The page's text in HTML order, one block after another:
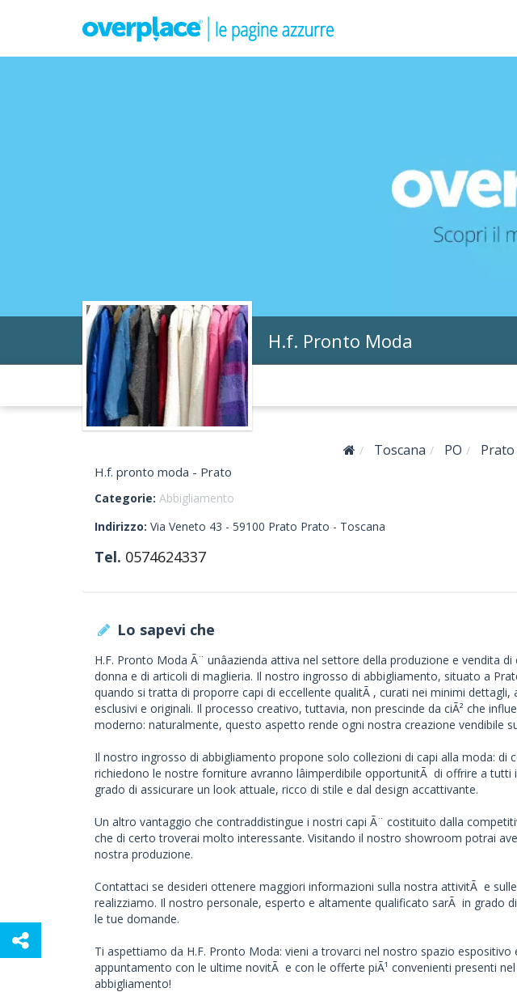
H.f. Pronto Moda
Toscana PO Prato
H.f. pronto moda - Prato
Categorie: Abbigliamento
Indirizzo: Via Veneto 43 - 59100 Prato Prato - Toscana
Tel. 0574624337
Lo sapevi che
H.F. Pronto Moda Ã¨ unâazienda attiva nel settore della produzione e vendita
donna e di articoli di maglieria. Il nostro ingrosso di abbigliamento, situato a
quando si tratta di proporre capi di eccellente qualitÃ , curati nei minimi
esclusivi e originali. Il processo creativo, tuttavia, non prescinde da ciÃ² che
moderno: naturalmente, questo aspetto rende ogni nostra creazione vendibile
Il nostro ingrosso di abbigliamento propone solo collezioni di capi alla moda: di
richiedono le nostre forniture avranno lâimperdibile opportunitÃ di offrire a
grado di assicurare un look attuale, ricco di stile e dal design accattivante.
Un altro vantaggio che contraddistingue i nostri capi Ã¨ costituito dalla
che di certo troverai molto interessante. Visitando il nostro showroom potrai
nostra produzione.
Contattaci se desideri ottenere maggiori informazioni sulla nostra attivitÃ e
realizziamo. Il nostro personale, esperto e altamente qualificato sarÃ in grado
le tue domande.
Ti aspettiamo da H.F. Pronto Moda: vieni a trovarci nel nostro spazio espositivo
appuntamento con le ultime novitÃ e con le offerte piÃ¹ convenienti presenti
abbigliamento!